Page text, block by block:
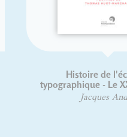
Histoire de
typographique : Le
français